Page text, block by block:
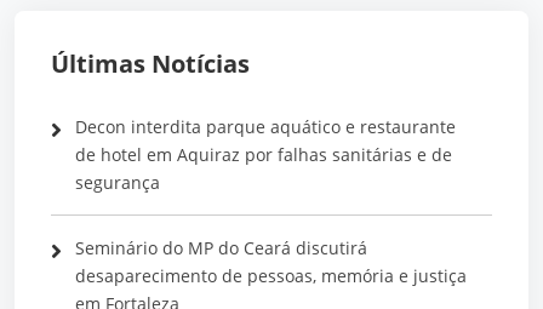
Últimas Notícias
Decon interdita parque aquático e restaurante
de hotel em Aquiraz por falhas sanitárias e de
segurança
Seminário do MP do Ceará discutirá
desaparecimento de pessoas, memória e justiça
em Fortaleza